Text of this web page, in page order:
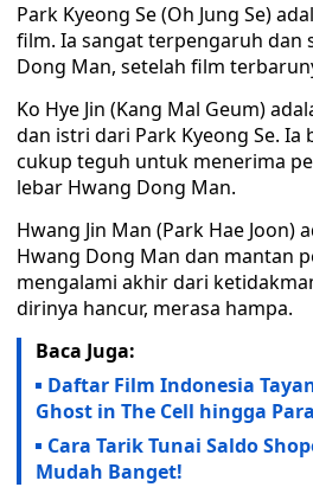
Park Kyeong Se (Oh Jung Se)
film. Ia sangat terpengaruh dan
Dong Man, setelah film
Ko Hye Jin (Kang Mal Geum)
dan istri dari Park Kyeong Se.
cukup teguh untuk menerima
lebar Hwang Dong Man.
Hwang Jin Man (Park Hae Joon)
Hwang Dong Man dan mantan
mengalami akhir dari
dirinya hancur, merasa hampa.
Baca Juga:
Daftar Film Indonesia
Ghost in The Cell hingga
Cara Tarik Tunai Saldo
Mudah Banget!